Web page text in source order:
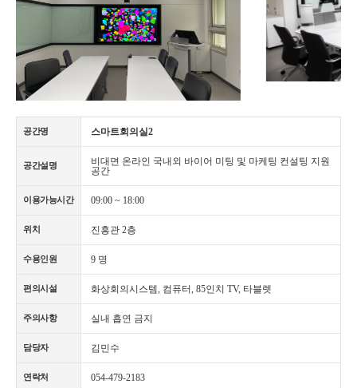
공간명 스마트회의실2
공간설명
비대면 온라인 국내외 바이어 미팅 및 마케팅 컨설팅 지원
공간
이용가능시간 09:00 ~ 18:00
위치 진흥관 2층
수용인원 9 명
편의시설 화상회의시스템, 컴퓨터, 85인치 TV, 타블렛
주의사항 실내 흡연 금지
담당자 김민수
연락처 054-479-2183